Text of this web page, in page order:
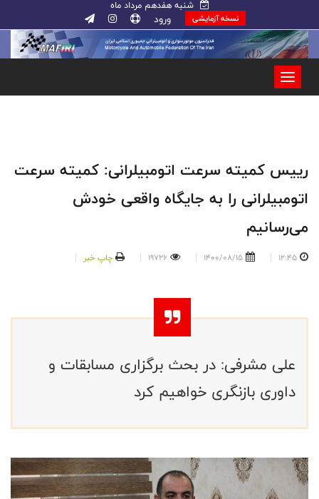
شنبه هفدهم مرداد ماه
نسخه آزمایشی ورود
رییس کمیته سرعت اتومبیلرانی: کمیته سرعت
اتومبیلرانی را به جایگاه واقعی خودش
می‌رسانیم
12:45
1400/08/15
19726 چاپ خبر
علی مشرفی: در بحث برگزاری مسابقات و
داوری بازنگری خواهیم کرد